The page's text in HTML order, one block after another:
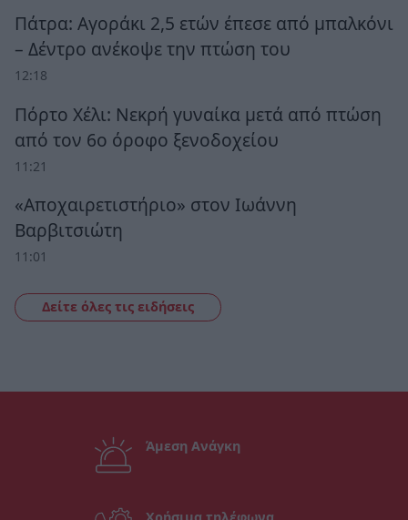
Πάτρα: Αγοράκι 2,5 ετών έπεσε από μπαλκόνι
– Δέντρο ανέκοψε την πτώση του
12:18
Πόρτο Χέλι: Νεκρή γυναίκα μετά από πτώση
από τον 6ο όροφο ξενοδοχείου
11:21
«Αποχαιρετιστήριο» στον Ιωάννη
Βαρβιτσιώτη
11:01
Δείτε όλες τις ειδήσεις
Άμεση Ανάγκη